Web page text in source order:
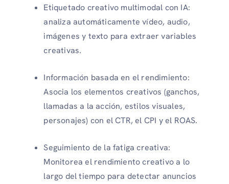
Etiquetado creativo multimodal con IA:
analiza automáticamente vídeo, audio,
imágenes y texto para extraer variables
creativas.
Información basada en el rendimiento:
Asocia los elementos creativos (ganchos,
llamadas a la acción, estilos visuales,
personajes) con el CTR, el CPI y el ROAS.
Seguimiento de la fatiga creativa:
Monitorea el rendimiento creativo a lo
largo del tiempo para detectar anuncios